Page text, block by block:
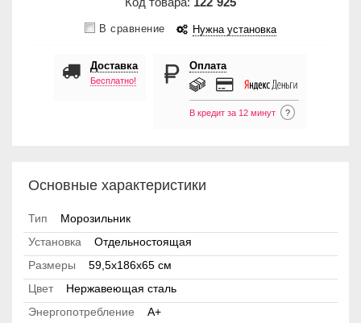
В сравнение Нужна установка
Доставка
Бесплатно!
Оплата
В кредит за 12 минут ?
Основные характеристики
Тип
Морозильник
Установка
Отдельностоящая
Размеры
59,5x186x65 см
Цвет
Нержавеющая сталь
Энергопотребление
A+